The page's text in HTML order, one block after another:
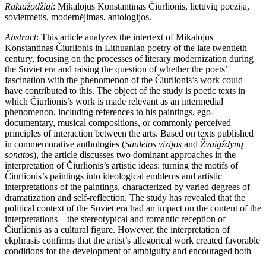
Raktažodžiai: Mikalojus Konstantinas Čiurlionis, lietuvių poezija,
sovietmetis, modernėjimas, antologijos.
Abstract: This article analyzes the intertext of Mikalojus
Konstantinas Čiurlionis in Lithuanian poetry of the late twentieth
century, focusing on the processes of literary modernization during
the Soviet era and raising the question of whether the poets’
fascination with the phenomenon of the Čiurlionis’s work could
have contributed to this. The object of the study is poetic texts in
which Čiurlionis’s work is made relevant as an intermedial
phenomenon, including references to his paintings, ego-
documentary, musical compositions, or commonly perceived
principles of interaction between the arts. Based on texts published
in commemorative anthologies (Saulėtos vizijos and Žvaigždynų
sonatos), the article discusses two dominant approaches in the
interpretation of Čiurlionis’s artistic ideas: turning the motifs of
Čiurlionis’s paintings into ideological emblems and artistic
interpretations of the paintings, characterized by varied degrees of
dramatization and self-reflection. The study has revealed that the
political context of the Soviet era had an impact on the content of the
interpretations—the stereotypical and romantic reception of
Čiurlionis as a cultural figure. However, the interpretation of
ekphrasis confirms that the artist’s allegorical work created favorable
conditions for the development of ambiguity and encouraged both